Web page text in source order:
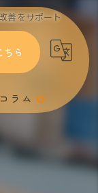
善をサポート
ちら
コラム